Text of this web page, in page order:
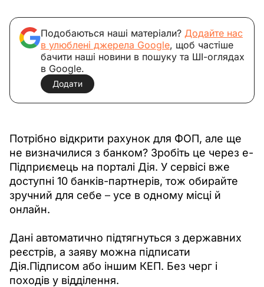
Подобаються наші матеріали? Додайте нас
в улюблені джерела Google, щоб частіше
бачити наші новини в пошуку та ШІ-оглядах
в Google.
Додати
Потрібно відкрити рахунок для ФОП, але ще
не визначилися з банком? Зробіть це через е-
Підприємець на порталі Дія. У сервісі вже
доступні 10 банків-партнерів, тож обирайте
зручний для себе – усе в одному місці й
онлайн.
Дані автоматично підтягнуться з державних
реєстрів, а заяву можна підписати
Дія.Підписом або іншим КЕП. Без черг і
походів у відділення.